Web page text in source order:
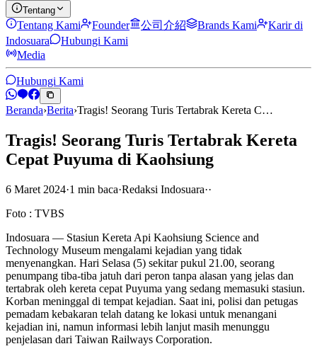
Tentang
Tentang Kami Founder 公司介紹 Brands Kami
Karir di
Indosuara
Hubungi Kami
Media
Hubungi Kami
Beranda›Berita›Tragis! Seorang Turis Tertabrak Kereta C…
Tragis! Seorang Turis Tertabrak Kereta
Cepat Puyuma di Kaohsiung
6 Maret 2024·1 min baca·Redaksi Indosuara··
Foto : TVBS
Indosuara — Stasiun Kereta Api Kaohsiung Science and
Technology Museum mengalami kejadian yang tidak
menyenangkan. Hari Selasa (5) sekitar pukul 21.00, seorang
penumpang tiba-tiba jatuh dari peron tanpa alasan yang jelas dan
tertabrak oleh kereta cepat Puyuma yang sedang memasuki stasiun.
Korban meninggal di tempat kejadian. Saat ini, polisi dan petugas
pemadam kebakaran telah datang ke lokasi untuk menangani
kejadian ini, namun informasi lebih lanjut masih menunggu
penjelasan dari Taiwan Railways Corporation.